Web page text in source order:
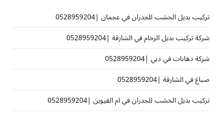
تركيب بديل الخشب للجدران في عجمان |0528959204
شركة تركيب بديل الرخام في الشارقة |0528959204
شركة دهانات في دبي |0528959204
صباغ في الشارقة |0528959204
تركيب بديل الخشب للجدران في ام القيوين |0528959204